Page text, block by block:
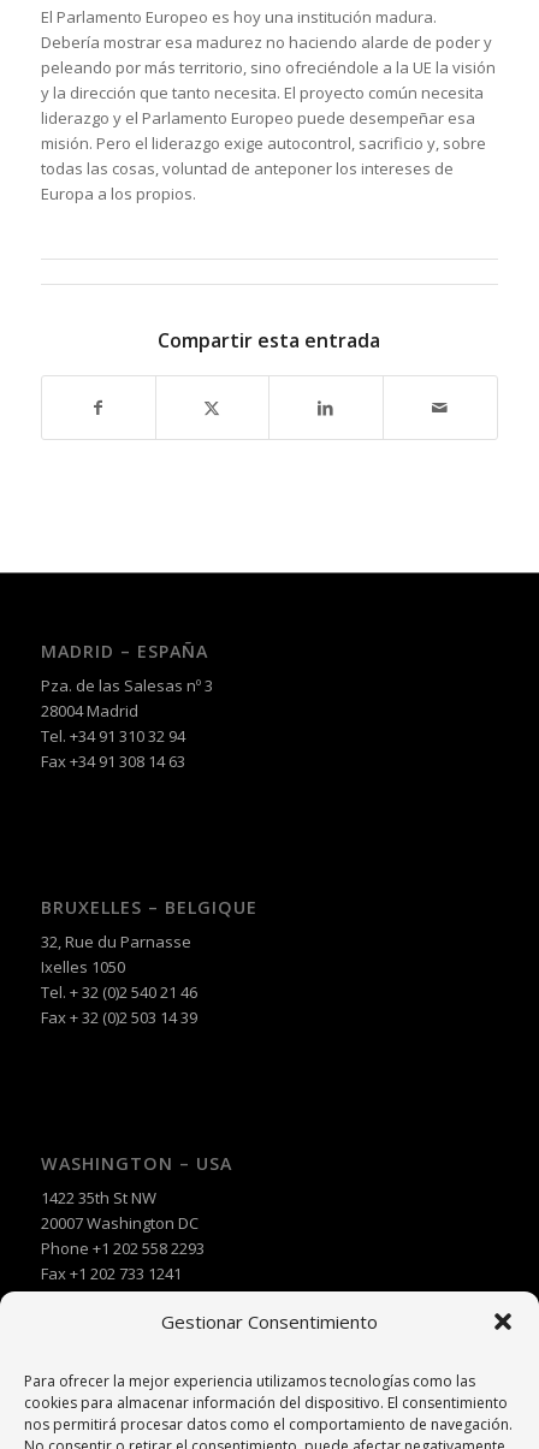
Gestionar Consentimiento
Para ofrecer la mejor experiencia utilizamos tecnologías como las
cookies para almacenar información del dispositivo. El consentimiento
nos permitirá procesar datos como el comportamiento de navegación.
El Parlamento Europeo es hoy una institución madura.
Debería mostrar esa madurez no haciendo alarde de poder y
peleando por más territorio, sino ofreciéndole a la UE la visión
y la dirección que tanto necesita. El proyecto común necesita
liderazgo y el Parlamento Europeo puede desempeñar esa
misión. Pero el liderazgo exige autocontrol, sacrificio y, sobre
todas las cosas, voluntad de anteponer los intereses de
Europa a los propios.
Compartir esta entrada
MADRID – ESPAÑA
Pza. de las Salesas nº 3
28004 Madrid
Tel. +34 91 310 32 94
Fax +34 91 308 14 63
BRUXELLES – BELGIQUE
32, Rue du Parnasse
Ixelles 1050
Tel. + 32 (0)2 540 21 46
Fax + 32 (0)2 503 14 39
WASHINGTON – USA
1422 35th St NW
20007 Washington DC
Phone +1 202 558 2293
Fax +1 202 733 1241